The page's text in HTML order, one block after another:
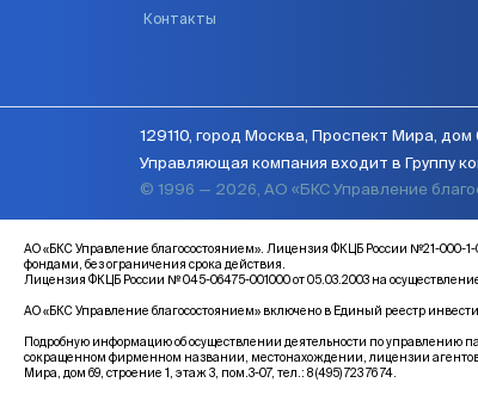
Контакты
129110, город Москва, Проспект Мира,
Управляющая компания входит в Группу
© 1996 — 2026, АО «БКС Управление
АО «БКС Управление благосостоянием». Лицензия ФКЦБ России №21-
фондами, без ограничения срока действия.
Лицензия ФКЦБ России № 045-06475-001000 от 05.03.2003 на
АО «БКС Управление благосостоянием» включено в Единый реестр
Подробную информацию об осуществлении деятельности по
сокращенном фирменном названии, местонахождении, лицензии
Мира, дом 69, строение 1, этаж 3, пом.3-07, тел.: 8 (495) 723 76 74.